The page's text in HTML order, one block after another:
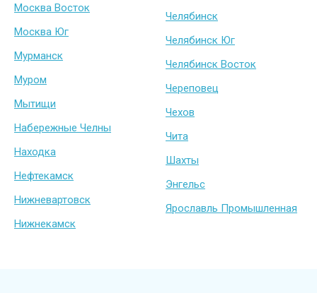
Москва Восток
Москва Юг
Мурманск
Муром
Мытищи
Набережные Челны
Находка
Нефтекамск
Нижневартовск
Нижнекамск
Челябинск
Челябинск Юг
Челябинск Восток
Череповец
Чехов
Чита
Шахты
Энгельс
Ярославль Промышленная